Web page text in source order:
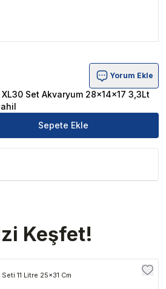
28x14x17 3,3Lt Dekor
Yorum Ekle
Set Akvaryum 28x14x17 3,3Lt
Sepete Ekle
Keşfet!
11 Litre 25x31 Cm